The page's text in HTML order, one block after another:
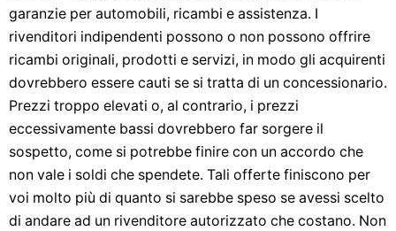
garanzie per automobili, ricambi e assistenza. I
rivenditori indipendenti possono o non possono offrire
ricambi originali, prodotti e servizi, in modo gli acquirenti
dovrebbero essere cauti se si tratta di un concessionario.
Prezzi troppo elevati o, al contrario, i prezzi
eccessivamente bassi dovrebbero far sorgere il
sospetto, come si potrebbe finire con un accordo che
non vale i soldi che spendete. Tali offerte finiscono per
voi molto più di quanto si sarebbe speso se avessi scelto
di andare ad un rivenditore autorizzato che costano. Non